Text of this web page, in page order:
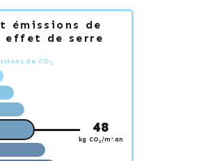
émissions de
effet de serre
de CO 2
48
kg CO2/m².an